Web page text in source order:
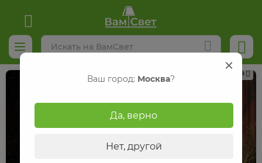
Реклама
Ваш город: Москва?
Да, верно
Нет, другой